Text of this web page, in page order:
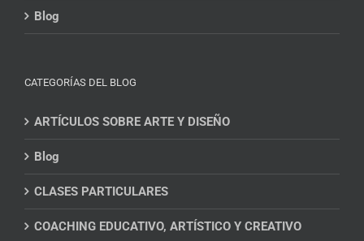
Blog
CATEGORÍAS DEL BLOG
ARTÍCULOS SOBRE ARTE Y DISEÑO
Blog
CLASES PARTICULARES
COACHING EDUCATIVO, ARTÍSTICO Y CREATIVO